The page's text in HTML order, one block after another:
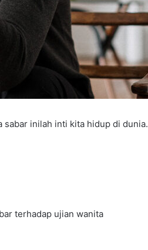
sabar inilah inti kita hidup di dunia.
terhadap ujian wanita